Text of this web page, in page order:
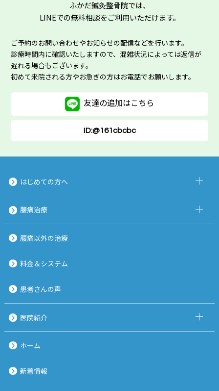
ふかだ鍼灸整骨院では、
LINEでの無料相談をご利用いただけます。
ご予約のお問い合わせやお知らせの配信などを行います。
診療時間内に確認いたしますので、混雑状況によっては返信が
遅れる場合もございます。
初めて来院される方やお急ぎの方はお電話でお願いします。
友達の追加はこちら
ID:@161cbcbc
はじめての方へ
腰痛治療
腰痛以外の治療
料金＆システム
患者さんの声
医院紹介
ホーム
新着情報